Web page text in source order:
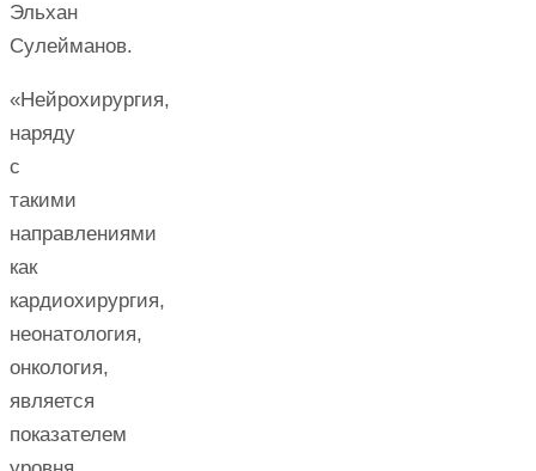
Эльхан
Сулейманов.
«Нейрохирургия,
наряду
с
такими
направлениями
как
кардиохирургия,
неонатология,
онкология,
является
показателем